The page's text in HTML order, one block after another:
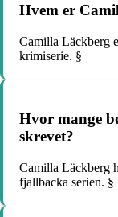
Hvem er
Camilla Läckberg
krimiserie. §
Hvor mange
skrevet?
Camilla Läckberg
fjallbacka serien. §